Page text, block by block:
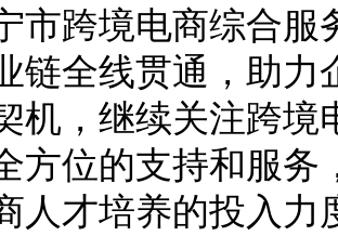
跨境电商综合服
链全线贯通，助力
机，继续关注跨境
方位的支持和服
人才培养的投入